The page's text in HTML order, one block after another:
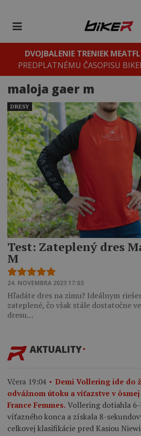
DVOJBALENIE TRENIEK
PREDPLATNÉMU ČASOPISU
maloja gaer m
Test: Zateplený dres
M
24. NOVEMBRA 2023 17:03
Hľadáte dres na zimu? Ideálnym
zateplené, čo však stále dostatočne
dresu…
DRESY
AKTUALITY
Včera 19:04
Demi Vollering ide do
odvážnom útoku a víťazstve v
France Femmes. Vollering dotiahla
víťazného konca a získala 8-
celkovej klasifikácie pred Kasiou